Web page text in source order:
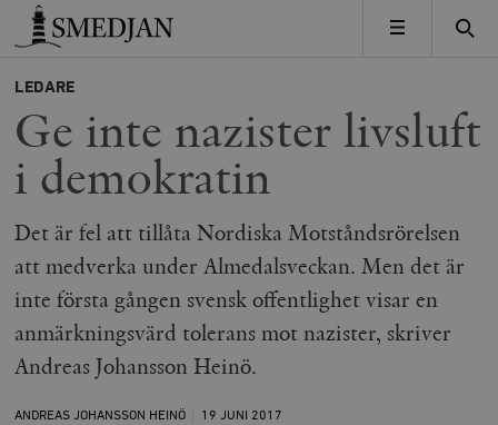
Timbro
MENY
LEDARE
Ge inte nazister livsluft
i demokratin
Det är fel att tillåta Nordiska Motståndsrörelsen
att medverka under Almedalsveckan. Men det är
inte första gången svensk offentlighet visar en
anmärkningsvärd tolerans mot nazister, skriver
Andreas Johansson Heinö.
ANDREAS JOHANSSON HEINÖ 19 JUNI 2017